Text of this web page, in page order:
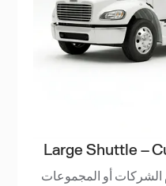
Large Shuttle –
الشركات أو المجموعات